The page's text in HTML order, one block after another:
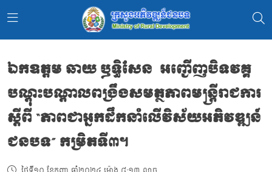
ឯកឧត្ដម ឆាយ ឫទ្ធិសែន អញ្ជើញបិទវគ្គ
បណ្ដុះបណ្ដាលពង្រឹងសមត្ថភាពមន្រ្ដីរាជការ
ស្ដីពី “ភាពជាអ្នកដឹកនាំលើវិស័យអភិវឌ្ឍន៍
ជនបទ” កម្រិតទី៣។